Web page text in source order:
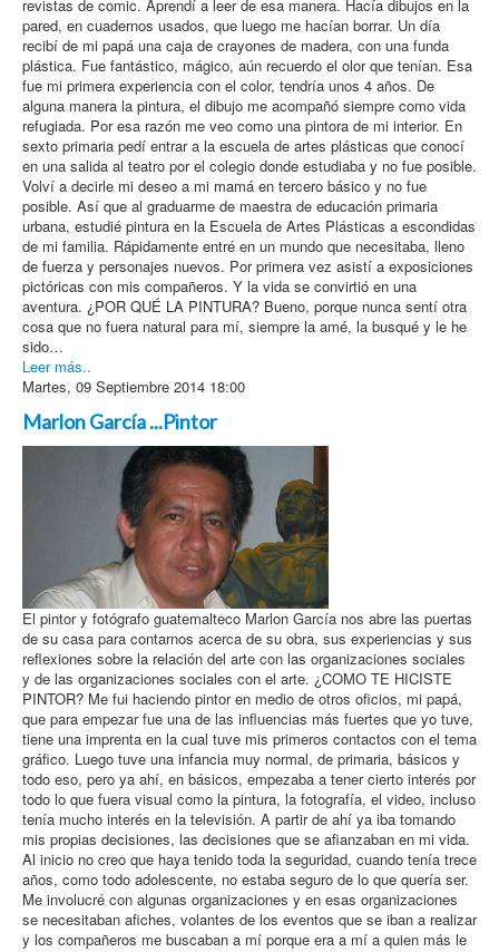
revistas de comic. Aprendí a leer de esa manera. Hacía dibujos en la
pared, en cuadernos usados, que luego me hacían borrar. Un día
recibí de mi papá una caja de crayones de madera, con una funda
plástica. Fue fantástico, mágico, aún recuerdo el olor que tenían. Esa
fue mi primera experiencia con el color, tendría unos 4 años. De
alguna manera la pintura, el dibujo me acompañó siempre como vida
refugiada. Por esa razón me veo como una pintora de mi interior. En
sexto primaria pedí entrar a la escuela de artes plásticas que conocí
en una salida al teatro por el colegio donde estudiaba y no fue posible.
Volví a decirle mi deseo a mi mamá en tercero básico y no fue
posible. Así que al graduarme de maestra de educación primaria
urbana, estudié pintura en la Escuela de Artes Plásticas a escondidas
de mi familia. Rápidamente entré en un mundo que necesitaba, lleno
de fuerza y personajes nuevos. Por primera vez asistí a exposiciones
pictóricas con mis compañeros. Y la vida se convirtió en una
aventura. ¿POR QUÉ LA PINTURA? Bueno, porque nunca sentí otra
cosa que no fuera natural para mí, siempre la amé, la busqué y le he
sido…
Leer más..
Martes, 09 Septiembre 2014 18:00
Marlon García ...Pintor
El pintor y fotógrafo guatemalteco Marlon García nos abre las puertas
de su casa para contarnos acerca de su obra, sus experiencias y sus
reflexiones sobre la relación del arte con las organizaciones sociales
y de las organizaciones sociales con el arte. ¿COMO TE HICISTE
PINTOR? Me fui haciendo pintor en medio de otros oficios, mi papá,
que para empezar fue una de las influencias más fuertes que yo tuve,
tiene una imprenta en la cual tuve mis primeros contactos con el tema
gráfico. Luego tuve una infancia muy normal, de primaria, básicos y
todo eso, pero ya ahí, en básicos, empezaba a tener cierto interés por
todo lo que fuera visual como la pintura, la fotografía, el video, incluso
tenía mucho interés en la televisión. A partir de ahí ya iba tomando
mis propias decisiones, las decisiones que se afianzaban en mi vida.
Al inicio no creo que haya tenido toda la seguridad, cuando tenía trece
años, como todo adolescente, no estaba seguro de lo que quería ser.
Me involucré con algunas organizaciones y en esas organizaciones
se necesitaban afiches, volantes de los eventos que se iban a realizar
y los compañeros me buscaban a mí porque era a mí a quien más le